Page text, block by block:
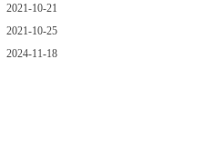
2021-10-21
2021-10-25
2024-11-18